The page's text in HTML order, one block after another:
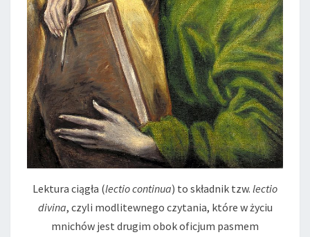
Lektura ciągła (lectio continua) to składnik tzw. lectio
divina, czyli modlitewnego czytania, które w życiu
mnichów jest drugim obok oficjum pasmem